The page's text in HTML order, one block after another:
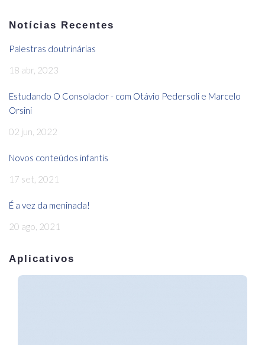
Notícias Recentes
Palestras doutrinárias
18 abr, 2023
Estudando O Consolador - com Otávio Pedersoli e Marcelo
Orsini
02 jun, 2022
Novos conteúdos infantis
17 set, 2021
É a vez da meninada!
20 ago, 2021
Aplicativos